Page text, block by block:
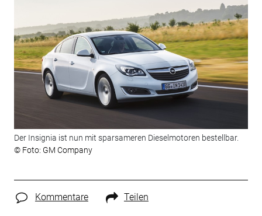
Der Insignia ist nun mit sparsameren Dieselmotoren bestellbar.
© Foto: GM Company
Kommentare Teilen